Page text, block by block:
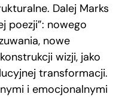
Dalej Marks
poezji”: nowego
nowe
wizji, jako
transformacji.
i emocjonalnymi